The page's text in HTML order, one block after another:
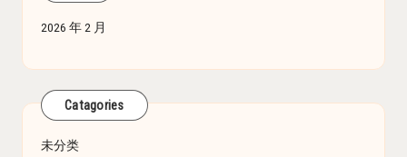
2026 年 2 月
Catagories
未分类